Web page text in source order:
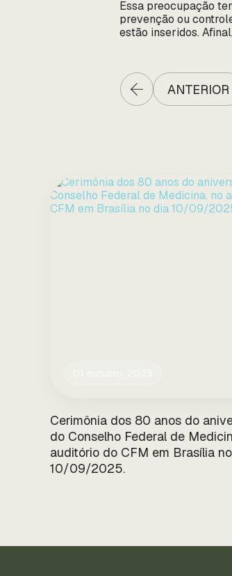
Essa preocupação
prevenção ou
estão inseridos.
ANTERIOR
Cerimônia dos 80 anos do
do Conselho Federal de
auditório do CFM em Brasília
10/09/2025.